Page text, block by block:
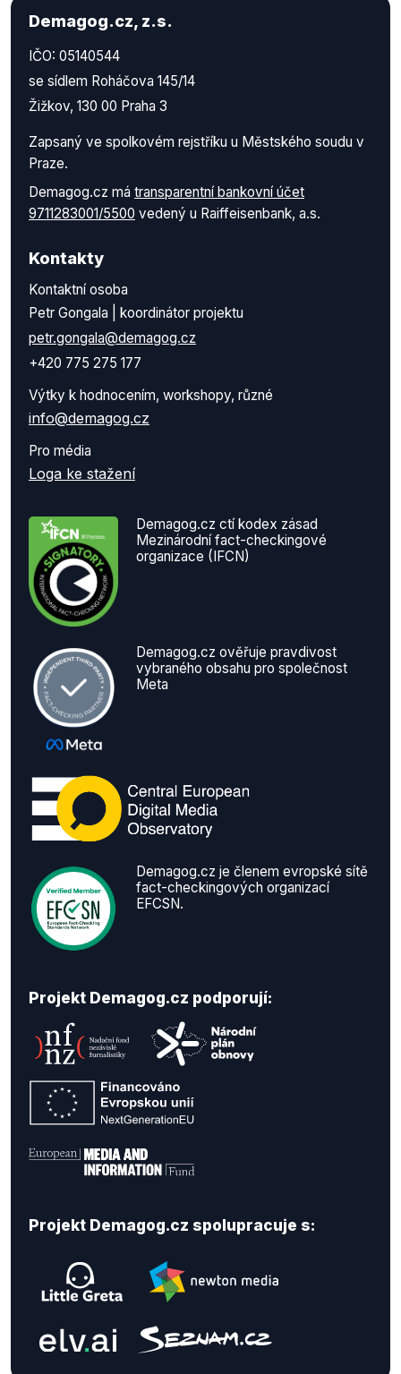
Demagog.cz, z.s.
IČO: 05140544
se sídlem Roháčova 145/14
Žižkov, 130 00 Praha 3
Zapsaný ve spolkovém rejstříku u Městského soudu v
Praze.
Demagog.cz má transparentní bankovní účet
9711283001/5500 vedený u Raiffeisenbank, a.s.
Kontakty
Kontaktní osoba
Petr Gongala | koordinátor projektu
petr.gongala@demagog.cz
+420 775 275 177
Výtky k hodnocením, workshopy, různé
info@demagog.cz
Pro média
Loga ke stažení
Demagog.cz ctí kodex zásad
Mezinárodní fact-checkingové
organizace (IFCN)
Demagog.cz ověřuje pravdivost
vybraného obsahu pro společnost
Meta
Demagog.cz je členem evropské sítě
fact-checkingových organizací
EFCSN.
Projekt Demagog.cz podporují:
Projekt Demagog.cz spolupracuje s: